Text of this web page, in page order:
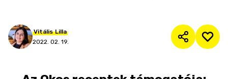
Vitális Lilla
2022. 02. 19.